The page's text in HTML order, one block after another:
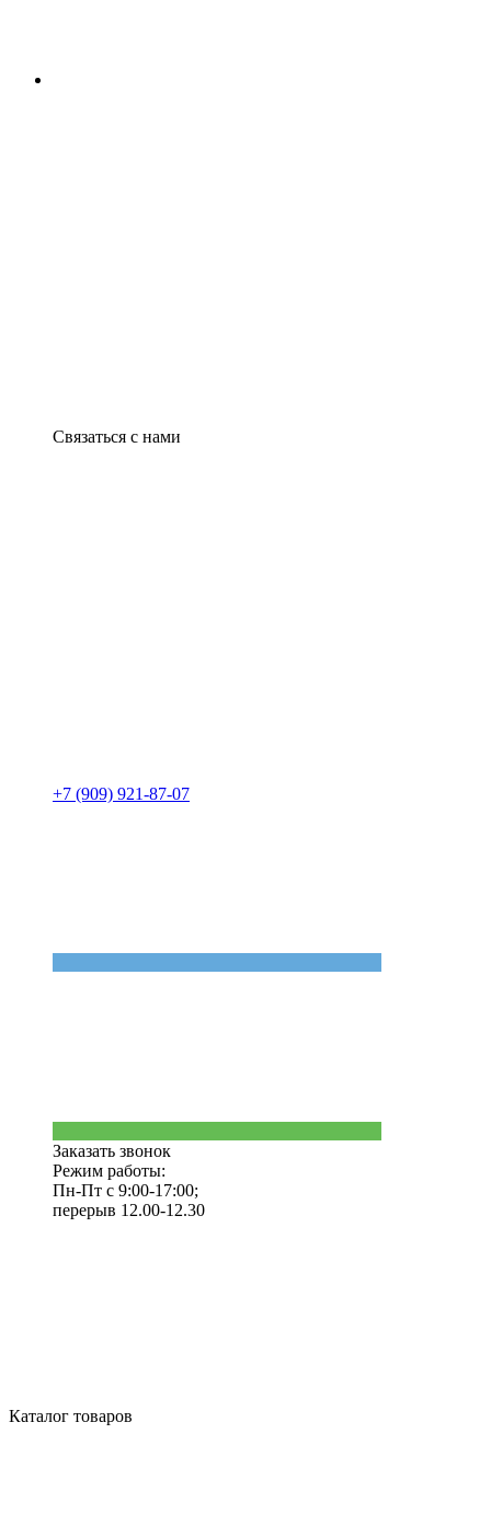
Связаться с нами
+7 (909) 921-87-07
Заказать звонок
Режим работы:
Пн-Пт с 9:00-17:00;
перерыв 12.00-12.30
Каталог товаров